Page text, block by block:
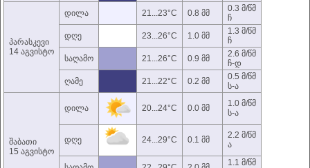
პარასკევი
14 აგვისტო
დილა 21...23°C 0.8 მმ
0.3 მ/წმ
ჩ
დღე
23...26°C 1.0 მმ
1.3 მ/წმ
ჩ
საღამო
21...26°C 0.9 მმ
2.6 მ/წმ
ჩ-დ
ღამე
21...22°C 0.2 მმ
0.5 მ/წმ
ს-ა
შაბათი
15 აგვისტო
დილა 20...24°C 0.0 მმ
1.0 მ/წმ
ს-ა
დღე 24...29°C 0.1 მმ
2.2 მ/წმ
ა
1.1 მ/წმ